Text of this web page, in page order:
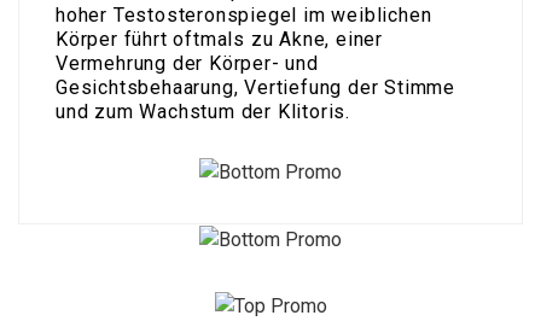
hoher Testosteronspiegel im weiblichen
Körper führt oftmals zu Akne, einer
Vermehrung der Körper- und
Gesichtsbehaarung, Vertiefung der Stimme
und zum Wachstum der Klitoris.